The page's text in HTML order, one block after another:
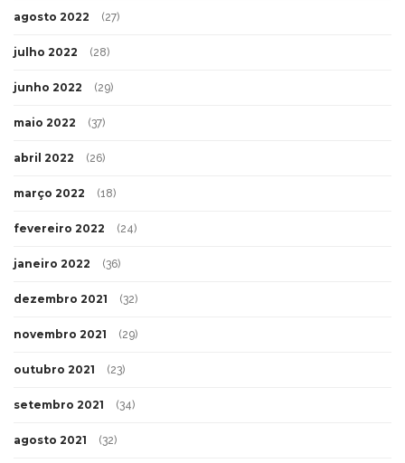
agosto 2022 (27)
julho 2022 (28)
junho 2022 (29)
maio 2022 (37)
abril 2022 (26)
março 2022 (18)
fevereiro 2022 (24)
janeiro 2022 (36)
dezembro 2021 (32)
novembro 2021 (29)
outubro 2021 (23)
setembro 2021 (34)
agosto 2021 (32)